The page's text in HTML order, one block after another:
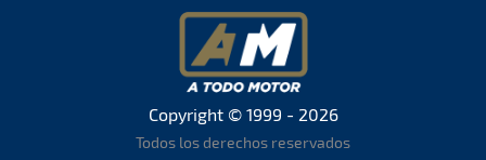
Copyright © 1999 - 2026
Todos los derechos reservados